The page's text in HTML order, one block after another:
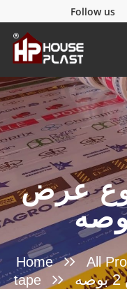
Follow us
عرض
Home All
tape